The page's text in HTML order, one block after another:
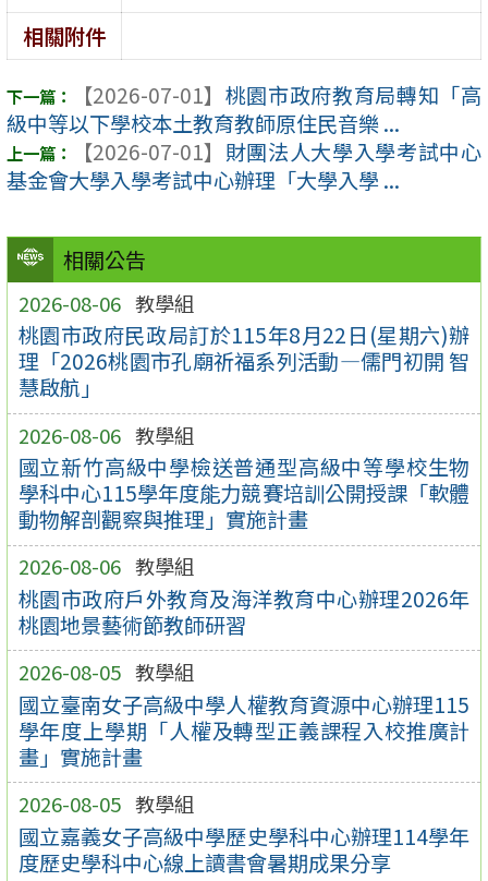
相關公告
2026-08-06 教學組
桃園市政府民政局訂於115年8月22日(星期六)辦
理「2026桃園市孔廟祈福系列活動—儒門初開 智
慧啟航」
2026-08-06 教學組
國立新竹高級中學檢送普通型高級中等學校生物
學科中心115學年度能力競賽培訓公開授課「軟體
動物解剖觀察與推理」實施計畫
2026-08-06 教學組
桃園市政府戶外教育及海洋教育中心辦理2026年
桃園地景藝術節教師研習
2026-08-05 教學組
國立臺南女子高級中學人權教育資源中心辦理115
學年度上學期「人權及轉型正義課程入校推廣計
畫」實施計畫
2026-08-05 教學組
國立嘉義女子高級中學歷史學科中心辦理114學年
度歷史學科中心線上讀書會暑期成果分享
相關附件
【2026-07-01】 桃園市政府教育局轉知「高
級中等以下學校本土教育教師原住民音樂 ...
【2026-07-01】 財團法人大學入學考試中心
基金會大學入學考試中心辦理「大學入學 ...